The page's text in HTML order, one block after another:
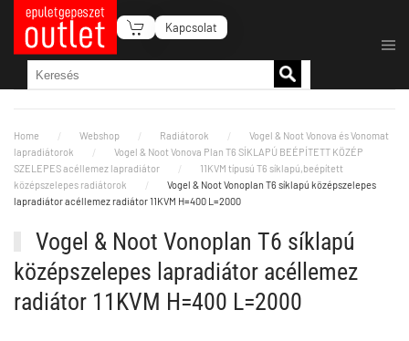
Fő tartalom átugrása
Kapcsolat
Home Webshop Radiátorok
Vogel & Noot Vonova és Vonomat
lapradiátorok
Vogel & Noot Vonova Plan T6 SÍKLAPÚ BEÉPÍTETT KÖZÉP
SZELEPES acéllemez lapradiátor
11KVM típusú T6 síklapú,beépített
középszelepes radiátorok
Vogel & Noot Vonoplan T6 síklapú középszelepes
lapradiátor acéllemez radiátor 11KVM H=400 L=2000
Vogel & Noot Vonoplan T6 síklapú
középszelepes lapradiátor acéllemez
radiátor 11KVM H=400 L=2000